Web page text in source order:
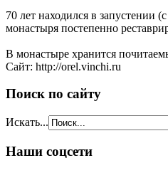
70 лет находился в запустении
монастыря постепенно
В монастыре хранится
Сайт: http://orel.vinchi.ru
Поиск по сайту
Искать...
Наши соцсети